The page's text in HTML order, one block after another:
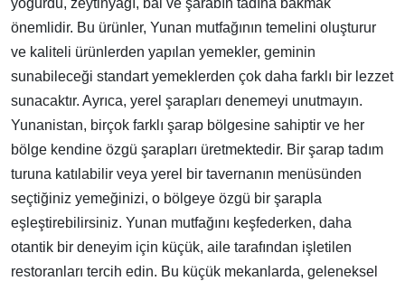
yoğurdu, zeytinyağı, bal ve şarabın tadına bakmak
önemlidir. Bu ürünler, Yunan mutfağının temelini oluşturur
ve kaliteli ürünlerden yapılan yemekler, geminin
sunabileceği standart yemeklerden çok daha farklı bir lezzet
sunacaktır. Ayrıca, yerel şarapları denemeyi unutmayın.
Yunanistan, birçok farklı şarap bölgesine sahiptir ve her
bölge kendine özgü şarapları üretmektedir. Bir şarap tadım
turuna katılabilir veya yerel bir tavernanın menüsünden
seçtiğiniz yemeğinizi, o bölgeye özgü bir şarapla
eşleştirebilirsiniz. Yunan mutfağını keşfederken, daha
otantik bir deneyim için küçük, aile tarafından işletilen
restoranları tercih edin. Bu küçük mekanlarda, geleneksel